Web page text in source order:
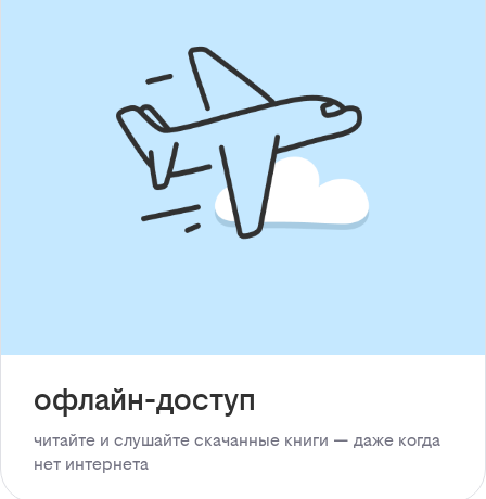
офлайн-доступ
читайте и слушайте скачанные книги — даже когда
нет интернета